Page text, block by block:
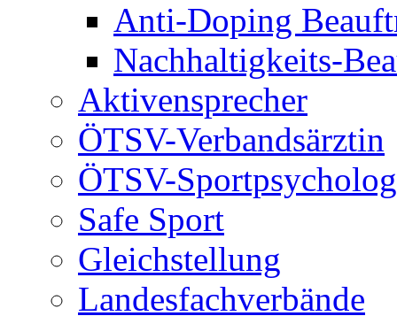
Anti-Doping
Nachhaltigkeits-
Aktivensprecher
ÖTSV-Verbandsärztin
ÖTSV-
Safe Sport
Gleichstellung
Landesfachverbände